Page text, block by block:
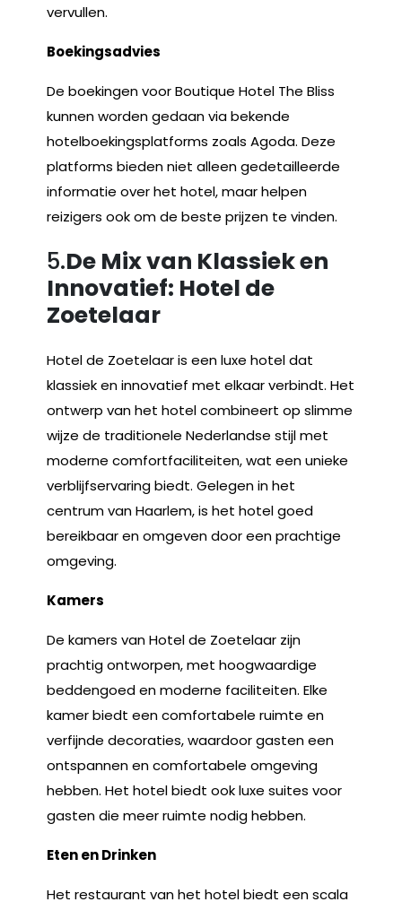
vervullen.
Boekingsadvies
De boekingen voor Boutique Hotel The Bliss
kunnen worden gedaan via bekende
hotelboekingsplatforms zoals Agoda. Deze
platforms bieden niet alleen gedetailleerde
informatie over het hotel, maar helpen
reizigers ook om de beste prijzen te vinden.
5.De Mix van Klassiek en
Innovatief: Hotel de
Zoetelaar
Hotel de Zoetelaar is een luxe hotel dat
klassiek en innovatief met elkaar verbindt. Het
ontwerp van het hotel combineert op slimme
wijze de traditionele Nederlandse stijl met
moderne comfortfaciliteiten, wat een unieke
verblijfservaring biedt. Gelegen in het
centrum van Haarlem, is het hotel goed
bereikbaar en omgeven door een prachtige
omgeving.
Kamers
De kamers van Hotel de Zoetelaar zijn
prachtig ontworpen, met hoogwaardige
beddengoed en moderne faciliteiten. Elke
kamer biedt een comfortabele ruimte en
verfijnde decoraties, waardoor gasten een
ontspannen en comfortabele omgeving
hebben. Het hotel biedt ook luxe suites voor
gasten die meer ruimte nodig hebben.
Eten en Drinken
Het restaurant van het hotel biedt een scala